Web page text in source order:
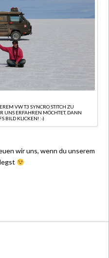
VW T3 SYNCRO STITCH ZU
UNS ERFAHREN MÖCHTET, DANN
BILD KLICKEN! :-)
wir uns, wenn du unserem